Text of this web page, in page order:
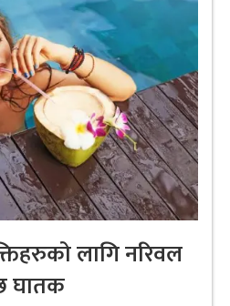
लागि नरिवल
घातक